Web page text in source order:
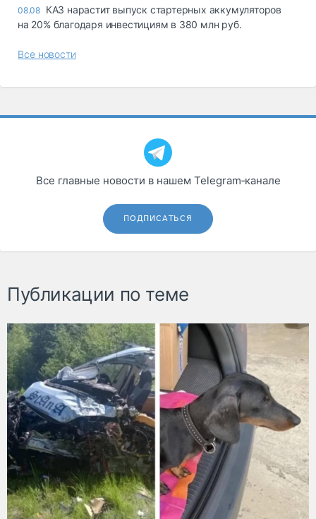
08.08 КАЗ нарастит выпуск стартерных аккумуляторов
на 20% благодаря инвестициям в 380 млн руб.
Все новости
Все главные новости в нашем Telegram‑канале
ПОДПИСАТЬСЯ
Публикации по теме